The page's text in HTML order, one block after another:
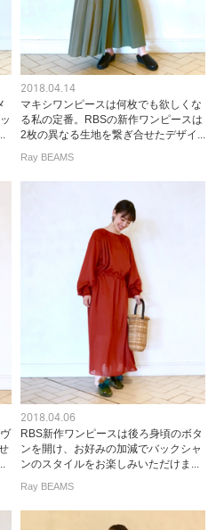
2018.04.14
マキシワンピースは何枚でも欲しくな
る私の定番。RBSの新作ワンピースは
2枚の異なる生地を繋ぎ合せたデザイ...
Ray BEAMS
2018.04.06
RBS新作ワンピースは後ろ身頃のボタ
ンを開け、お好みの加減でバックシャ
ンのスタイルをお楽しみいただけま...
Ray BEAMS